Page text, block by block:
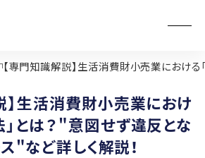
【専門知識解説】生活消費財小売業における
】生活消費財小売業におけ
」とは？"意図せず違反とな
"など詳しく解説！